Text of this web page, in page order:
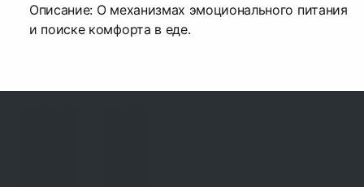
Описание: О механизмах эмоционального питания
и поиске комфорта в еде.